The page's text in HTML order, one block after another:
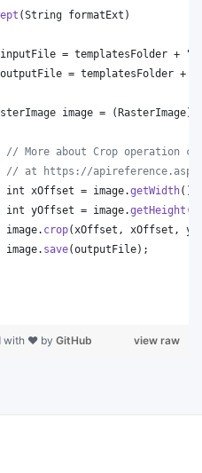
(String formatExt )
inputFile = templatesFolder +
outputFile = templatesFolder +
image = (RasterImage)
// More about Crop operation
// at https://
int
xOffset = image.getWidth()
int yOffset = image.getHeight
image. crop( xOffset , xOffset ,
image. save(outputFile);
view raw
with ❤ by GitHub